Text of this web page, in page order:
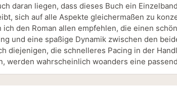
daran liegen, dass dieses Buch ein
sich auf alle Aspekte gleichermaßen zu
ich den Roman allen empfehlen, die einen
und eine spaßige Dynamik zwischen den
diejenigen, die schnelleres Pacing in der
werden wahrscheinlich woanders eine